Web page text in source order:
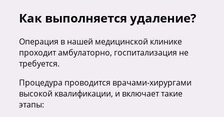
Как выполняется удаление?
Операция в нашей медицинской клинике
проходит амбулаторно, госпитализация не
требуется.
Процедура проводится врачами-хирургами
высокой квалификации, и включает такие
этапы: